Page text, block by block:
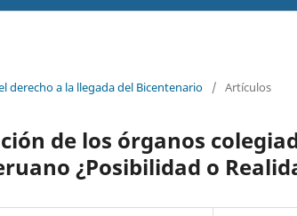
derecho a la llegada del Bicentenario / Artículos
de los órganos
¿Posibilidad o